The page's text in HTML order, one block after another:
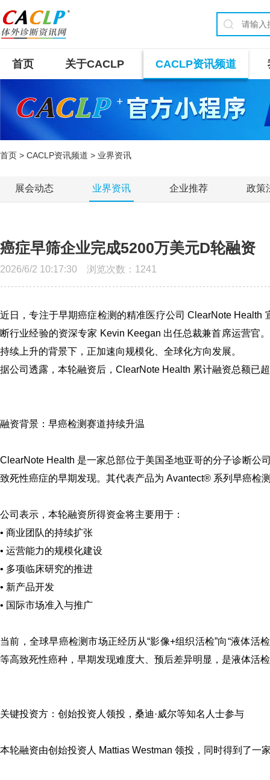
首页 关于CACLP CACLP资讯频道
首页 > CACLP资讯频道 > 业界资讯
展会动态 业界资讯 企业推荐 政策
癌症早筛企业完成5200万美元D轮融资
2026/6/2 10:17:30 浏览次数： 1241
近日，专注于早期癌症检测的精准医疗公司ClearNote Health
断行业经验的资深专家 Kevin Keegan 出任总裁兼首席运营官
持续上升的背景下，正加速向规模化、全球化方向发展。
据公司透露，本轮融资后，ClearNote Health 累计融资总额已
融资背景： 早癌检测赛道持续升温
ClearNote Health 是一家总部位于美国圣地亚哥的分子诊断公
致死性癌症的早期发现。其代表产品为 Avantect® 系列早癌检
公司表示，本轮融资所得资金将主要用于：
• 商业团队的持续扩张
• 运营能力的规模化建设
• 多项临床研究的推进
• 新产品开发
• 国际市场准入与推广
当前，全球早癌检测市场正经历从“影像+组织活检”向“液体活
等高致死性癌种，早期发现难度大、预后差异明显，是液体活
关键投资方：创始投资人领投， 桑迪·威尔等知名人士参与
本轮融资由创始投资人 Mattias Westman 领投，同时得到了一